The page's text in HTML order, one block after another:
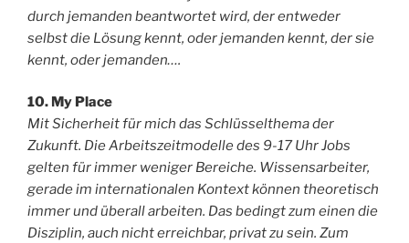
durch jemanden beantwortet wird, der entweder
selbst die Lösung kennt, oder jemanden kennt, der sie
kennt, oder jemanden….
10. My Place
Mit Sicherheit für mich das Schlüsselthema der
Zukunft. Die Arbeitszeitmodelle des 9-17 Uhr Jobs
gelten für immer weniger Bereiche. Wissensarbeiter,
gerade im internationalen Kontext können theoretisch
immer und überall arbeiten. Das bedingt zum einen die
Disziplin, auch nicht erreichbar, privat zu sein. Zum